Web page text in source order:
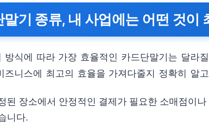
기 종류, 내 사업에는 어떤 것이
방식에 따라 가장 효율적인 카드단말기는 달라
즈니스에 최고의 효율을 가져다줄지 정확히 알
된 장소에서 안정적인 결제가 필요한 소매점이
니다.